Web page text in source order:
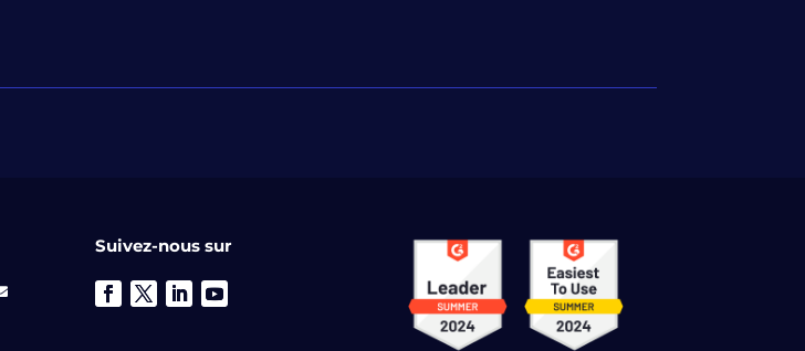
Suivez-nous sur